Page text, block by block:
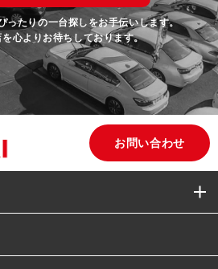
ったりの一台探しをお手伝いします。
心よりお待ちしております。
お問い合わせ